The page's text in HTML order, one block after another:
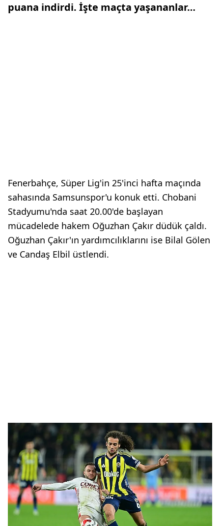
puana indirdi. İşte maçta yaşananlar…
Fenerbahçe, Süper Lig'in 25'inci hafta maçında
sahasında Samsunspor'u konuk etti. Chobani
Stadyumu'nda saat 20.00'de başlayan
mücadelede hakem Oğuzhan Çakır düdük çaldı.
Oğuzhan Çakır'ın yardımcılıklarını ise Bilal Gölen
ve Candaş Elbil üstlendi.